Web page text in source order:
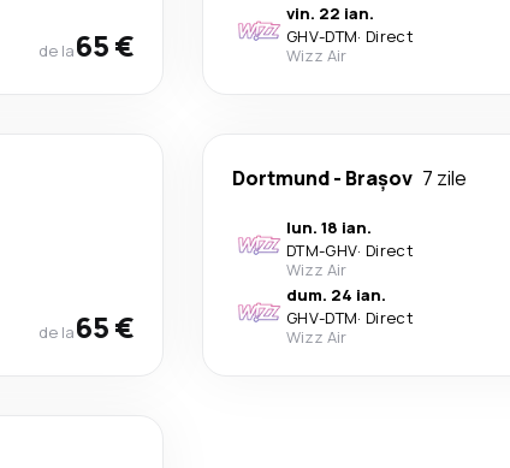
de la65 €
vin. 22 ian.
GHV-DTM· Direct
Wizz Air
de la65 €
Dortmund- Brașov 7 zile
lun. 18 ian.
DTM-GHV· Direct
Wizz Air
dum. 24 ian.
GHV-DTM· Direct
Wizz Air